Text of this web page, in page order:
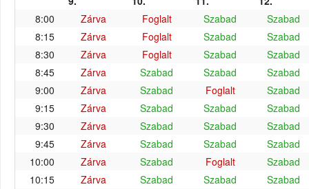
8:00
Zárva Foglalt Szabad
Szabad
8:15
Zárva Foglalt Szabad
Szabad
8:30
Zárva Foglalt Szabad
Szabad
8:45
Zárva Szabad Szabad
Szabad
9:00
Zárva Szabad Foglalt
Szabad
9:15
Zárva Szabad Szabad
Szabad
9:30
Zárva Szabad Szabad
Szabad
9:45
Zárva Szabad Szabad
Szabad
10:00
Zárva Szabad Foglalt
Szabad
10:15
Zárva Szabad Szabad
Szabad